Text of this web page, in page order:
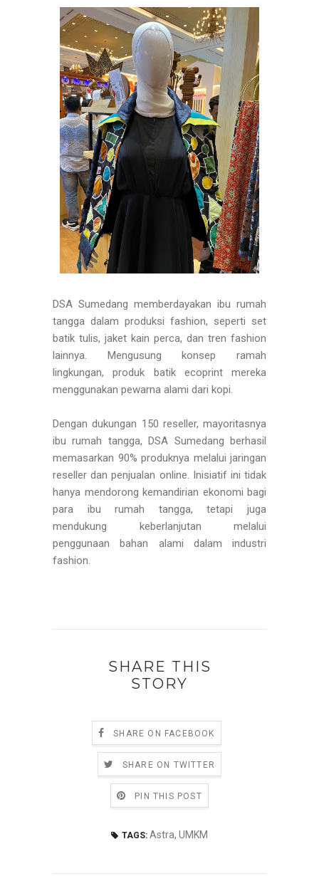
DSA Sumedang memberdayakan ibu rumah
tangga dalam produksi fashion, seperti set
batik tulis, jaket kain perca, dan tren fashion
lainnya. Mengusung konsep ramah
lingkungan, produk batik ecoprint mereka
menggunakan pewarna alami dari kopi.
Dengan dukungan 150 reseller, mayoritasnya
ibu rumah tangga, DSA Sumedang berhasil
memasarkan 90% produknya melalui jaringan
reseller dan penjualan online. Inisiatif ini tidak
hanya mendorong kemandirian ekonomi bagi
para ibu rumah tangga, tetapi juga
mendukung keberlanjutan melalui
penggunaan bahan alami dalam industri
fashion.
SHARE THIS
STORY
SHARE ON FACEBOOK
SHARE ON TWITTER
PIN THIS POST
TAGS: Astra, UMKM